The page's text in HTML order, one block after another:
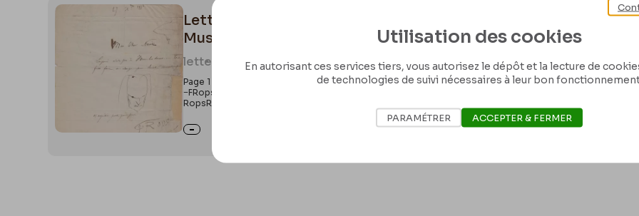
Lettre de Félicien Rops à [Victor ?] Neuiz [Hallaux ?]. s.l., 1856/
Musée de la Littérature, ML/00623/0002
letter
Page 1 Recto : 1Mon Cher NeuizCroquisLoupin n’est pas à Isnes-les dames. – Tache faire faire sa
−FRops.Page 1 Verso : 2aneintzGerbaultJoséphineClaraf
RopsRollandBaratteMontaubryCholletScarronRopshallauxB CoveliersJouretWeberDe
Utilisation des cookies
En autorisant ces services tiers, vous autorisez le dépôt et la lecture de
de technologies de suivi nécessaires à leur bon
PARAMÉTRER ACCEPTER & FERMER